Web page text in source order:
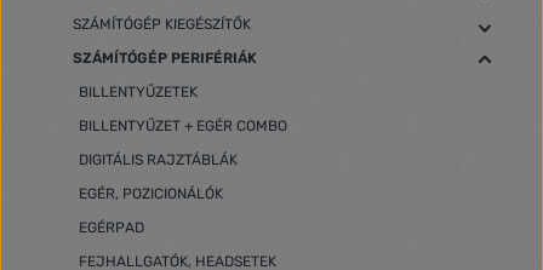
SZÁMÍTÓGÉP KIEGÉSZÍTŐK
SZÁMÍTÓGÉP PERIFÉRIÁK
BILLENTYŰZETEK
BILLENTYŰZET + EGÉR COMBO
DIGITÁLIS RAJZTÁBLÁK
EGÉR, POZICIONÁLÓK
EGÉRPAD
FEJHALLGATÓK, HEADSETEK